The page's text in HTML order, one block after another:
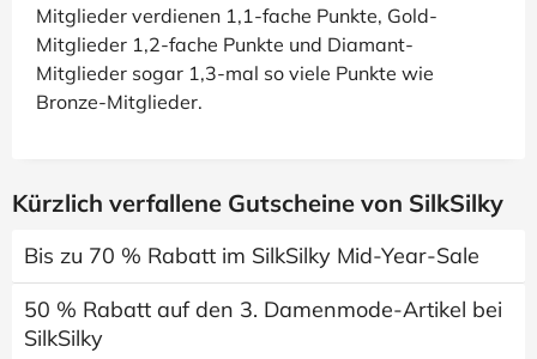
Mitglieder verdienen 1,1-fache Punkte, Gold-
Mitglieder 1,2-fache Punkte und Diamant-
Mitglieder sogar 1,3-mal so viele Punkte wie
Bronze-Mitglieder.
Kürzlich verfallene Gutscheine von SilkSilky
Bis zu 70 % Rabatt im SilkSilky Mid-Year-Sale
50 % Rabatt auf den 3. Damenmode-Artikel bei
SilkSilky